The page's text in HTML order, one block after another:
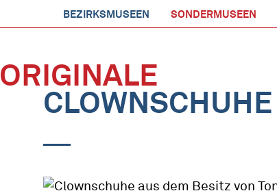
BEZIRKSMUSEEN SONDERMUSEEN
ORIGINALE
CLOWNSCHUHE